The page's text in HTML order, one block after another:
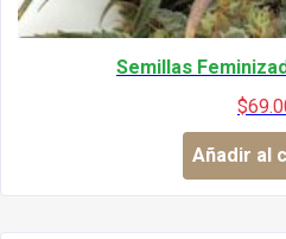
Semillas
$
Añadir al